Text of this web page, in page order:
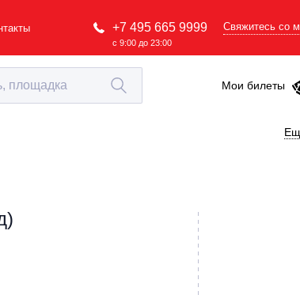
+7 495 665 9999
с 9:00 до 23:00
Свяжитесь со
Мои билеты